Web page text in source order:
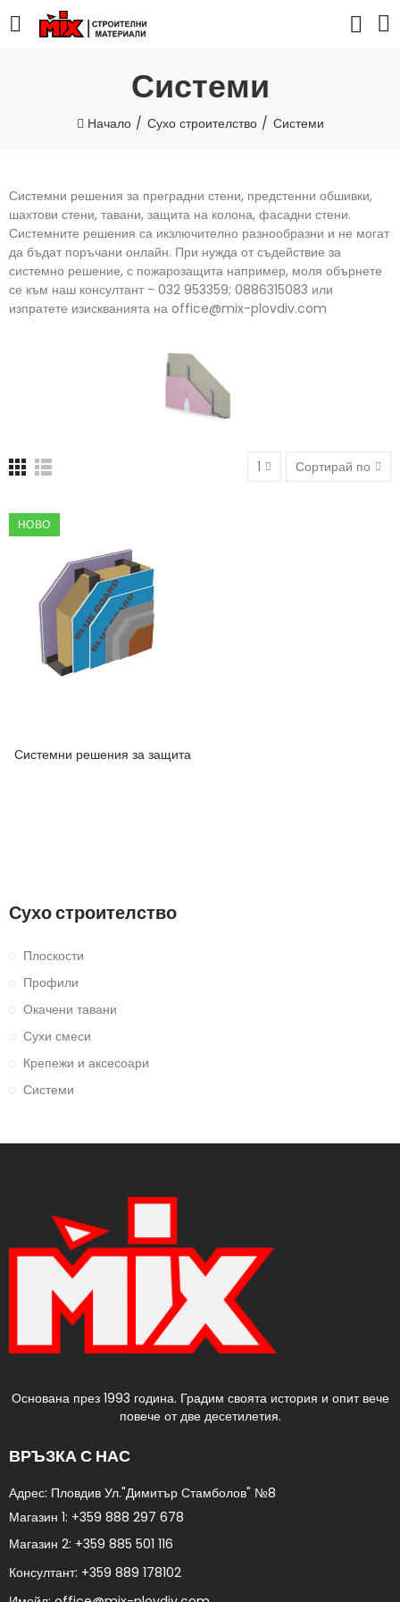
Системи
Начало Сухо строителство Системи
Системни решения за преградни стени, предстенни обшивки,
шахтови стени, тавани, защита на колона, фасадни стени.
Системните решения са икзлючително разнообразни и не могат
да бъдат поръчани онлайн. При нужда от съдействие за
системно решение, с пожарозащита например, моля обърнете
се към наш консултант - 032 953359; 0886315083 или
изпратете изискванията на office@mix-plovdiv.com
1 Сортирай по
НОВО
Системни решения за защита
Сухо строителство
Плоскости
Профили
Окачени тавани
Сухи смеси
Крепежи и аксесоари
Системи
Основана през 1993 година. Градим своята история и опит вече
повече от две десетилетия.
ВРЪЗКА С НАС
Адрес: Пловдив Ул."Димитър Стамболов" №8​
Магазин 1: +359 888 297 678
Магазин 2: +359 885 501 116
Консултант: +359 889 178102​